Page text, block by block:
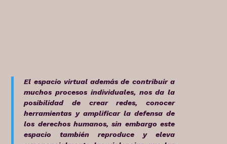
El espacio virtual además de contribuir a
muchos procesos individuales, nos da la
posibilidad de crear redes, conocer
herramientas y amplificar la defensa de
los derechos humanos, sin embargo este
espacio también reproduce y eleva